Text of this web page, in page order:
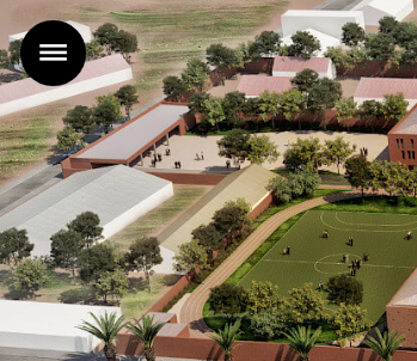
Accueil
Projets
Agence
Actualités
Contact
FR |
EN